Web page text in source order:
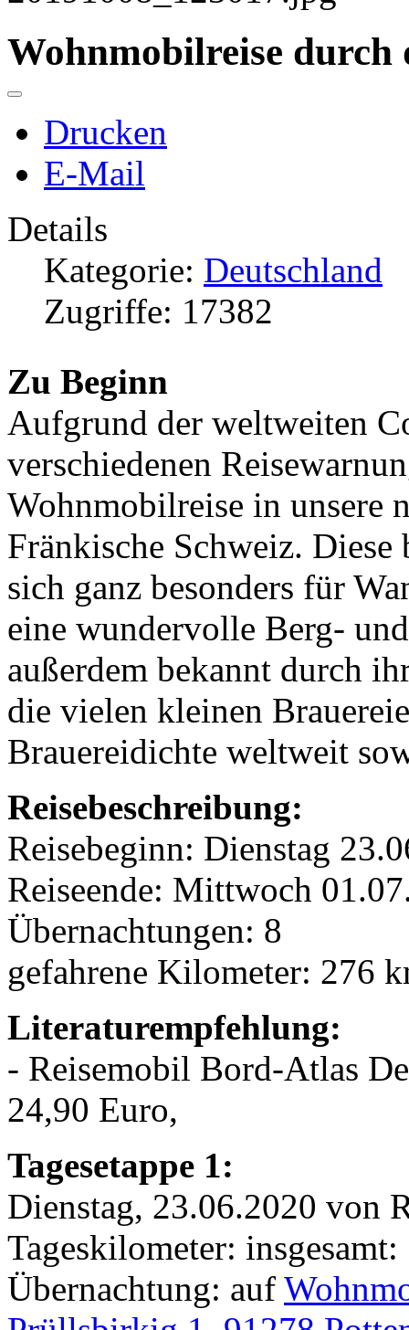
Wohnmobilreise durch
Drucken
E-Mail
Details
Kategorie: Deutschland
Zugriffe: 17382
Zu Beginn
Aufgrund der weltweiten
verschiedenen
Wohnmobilreise in unsere
Fränkische Schweiz.
sich ganz besonders für
eine wundervolle Berg-
außerdem bekannt durch
die vielen kleinen
Brauereidichte weltweit
Reisebeschreibung:
Reisebeginn: Dienstag
Reiseende: Mittwoch
Übernachtungen: 8
gefahrene Kilometer: 276
Literaturempfehlung:
- Reisemobil Bord-Atlas
24,90 Euro,
Tagesetappe 1:
Dienstag, 23.06.2020 von
Tageskilometer:
Übernachtung: auf